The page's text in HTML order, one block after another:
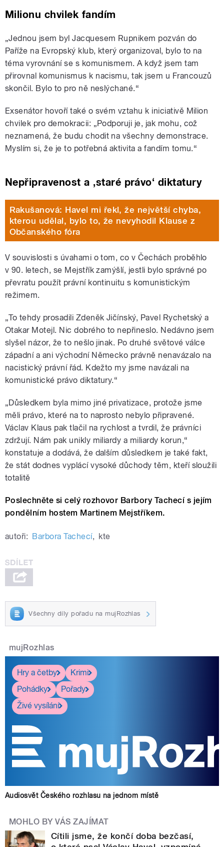
Milionu chvilek fandím
„Jednou jsem byl Jacquesem Rupnikem pozván do
Paříže na Evropský klub, který organizoval, bylo to na
téma vyrovnání se s komunismem. A když jsem tam
přirovnal komunismus k nacismu, tak jsem u Francouzů
skončil. Bylo to pro ně neslýchané.“
Exsenátor hovoří také o svém vztahu k iniciativě Milion
chvilek pro demokracii: „Podporuji je, jak mohu, což
neznamená, že budu chodit na všechny demonstrace.
Myslím si, že je to potřebná aktivita a fandím tomu.“
Nepřipravenost a ‚staré právo‘ diktatury
Rakušanová: Havel mi řekl, že největší chyba,
kterou udělal, bylo to, že nevyhodil Klause z
Občanského fóra
V souvislosti s úvahami o tom, co v Čechách proběhlo
v 90. letech, se Mejstřík zamýšlí, jestli bylo správné po
převratu použít právní kontinuitu s komunistickým
režimem.
„To tehdy prosadili Zdeněk Jičínský, Pavel Rychetský a
Otakar Motejl. Nic dobrého to nepřineslo. Nedávno jsem
slyšel názor, že to nešlo jinak. Po druhé světové válce
západní a ani východní Německo právně nenavázalo na
nacistický právní řád. Kdežto my jsme navázali na
komunistické právo diktatury.“
„Důsledkem byla mimo jiné privatizace, protože jsme
měli právo, které na to naprosto nebylo připravené.
Václav Klaus pak tlačil na rychlost a tvrdil, že právníci
zdržují. Nám pak unikly miliardy a miliardy korun,“
konstatuje a dodává, že dalším důsledkem je také fakt,
že stát dodnes vyplácí vysoké důchody těm, kteří sloužili
totalitě
Poslechněte si celý rozhovor Barbory Tachecí s jejím
pondělním hostem Martinem Mejstříkem.
autoři: Barbora Tachecí, kte
Všechny díly pořadu na mujRozhlas
mujRozhlas
Hry a četby
Krimi
Pohádky
Pořady
Živé vysílání
Audiosvět Českého rozhlasu na jednom místě
MOHLO BY VÁS ZAJÍMAT
Cítili jsme, že končí doba bezčasí,